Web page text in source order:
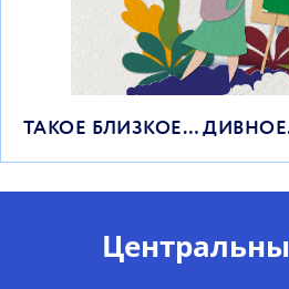
ТАКОЕ БЛИЗКОЕ…